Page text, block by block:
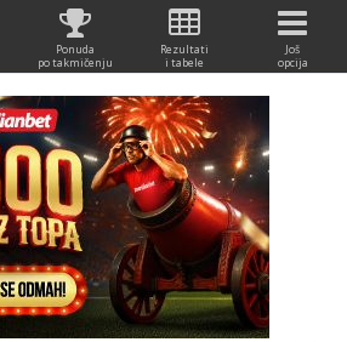
Ponuda
po takmičenju
Rezultati
i tabele
Još
opcija